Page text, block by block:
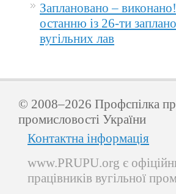
Заплановано –
останню із 26-ти
вугільних лав
© 2008–2026 Профспілка
промисловості України
Контактна інформація
www.PRUPU.org є
працівників вугільної